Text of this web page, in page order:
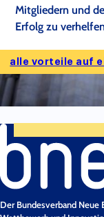
Mitgliedern und
Erfolg zu
alle vorteile auf
Der Bundesverband